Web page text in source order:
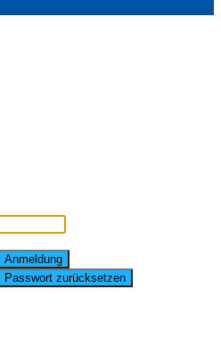
Anmeldung
Passwort zurücksetzen